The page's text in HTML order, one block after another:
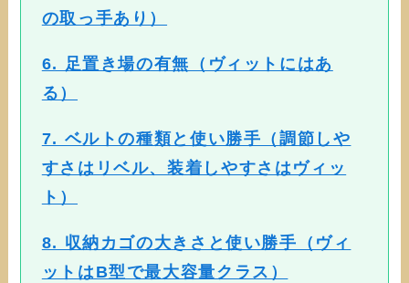
の取っ手あり）
6. 足置き場の有無（ヴィットにはあ
る）
7. ベルトの種類と使い勝手（調節しや
すさはリベル、装着しやすさはヴィッ
ト）
8. 収納カゴの大きさと使い勝手（ヴィ
ットはB型で最大容量クラス）